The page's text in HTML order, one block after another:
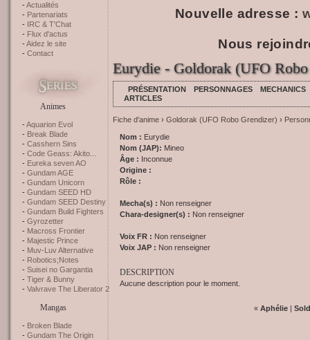
Actualités
Partenariats
IRC & T'Chat
Flux d'actus
Aidez le site
Contact
Animes
Aquarion Evol
Break Blade
Casshern Sins
Code Geass: Akito...
Eureka seven AO
Gundam AGE
Gundam Unicorn
Gundam SEED HD
Gundam SEED Destiny
Gundam Build Fighters
Gyrozetter
Macross Frontier
Majestic Prince
Muv-Luv Alternative
Robotics;Notes
Suisei no Gargantia
Tiger & Bunny
Valvrave The Liberator 2
Mangas
Broken Blade
Gundam The Origin
Nouvelle adresse :
Nous
Eurydie - Goldorak (UFO
PRÉSENTATION PERSONNAGES
MECHANICS
ARTICLES
Fiche d'anime › Goldorak (UFO Robo Grendizer) ›
Nom : Eurydie
Nom (JAP): Mineo
Âge : Inconnue
Origine :
Rôle :
Mecha(s) : Non renseigner
Chara-designer(s) : Non renseigner
Voix FR : Non renseigner
Voix JAP : Non renseigner
DESCRIPTION
Aucune description pour le moment.
«Aphélie |